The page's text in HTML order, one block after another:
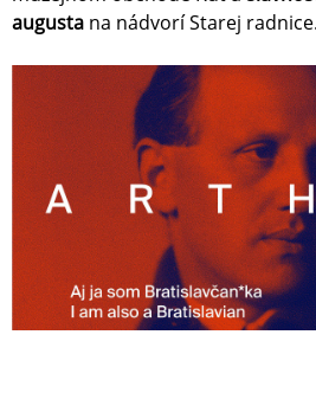
augusta na nádvorí Starej radnice.